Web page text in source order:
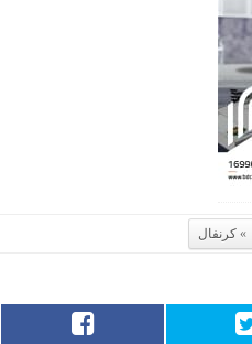
كرنفال